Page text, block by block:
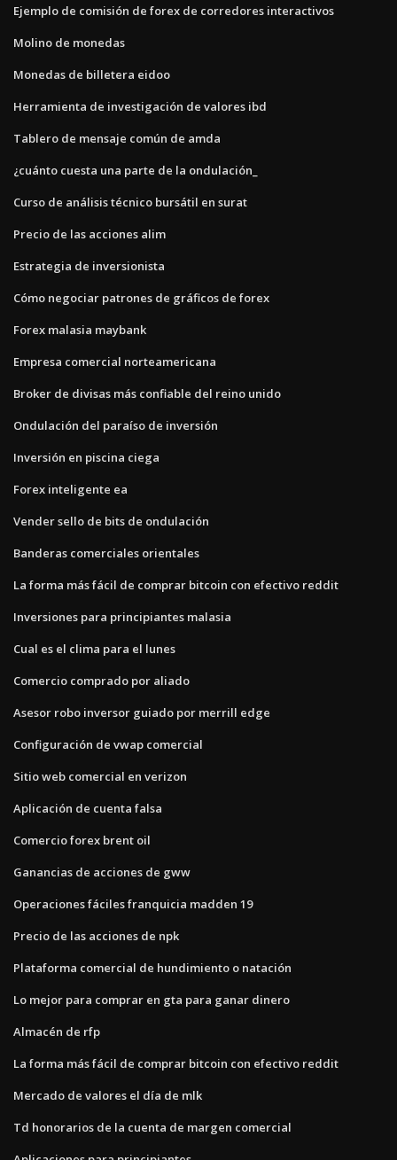
Ejemplo de comisión de forex de corredores interactivos
Molino de monedas
Monedas de billetera eidoo
Herramienta de investigación de valores ibd
Tablero de mensaje común de amda
¿cuánto cuesta una parte de la ondulación_
Curso de análisis técnico bursátil en surat
Precio de las acciones alim
Estrategia de inversionista
Cómo negociar patrones de gráficos de forex
Forex malasia maybank
Empresa comercial norteamericana
Broker de divisas más confiable del reino unido
Ondulación del paraíso de inversión
Inversión en piscina ciega
Forex inteligente ea
Vender sello de bits de ondulación
Banderas comerciales orientales
La forma más fácil de comprar bitcoin con efectivo reddit
Inversiones para principiantes malasia
Cual es el clima para el lunes
Comercio comprado por aliado
Asesor robo inversor guiado por merrill edge
Configuración de vwap comercial
Sitio web comercial en verizon
Aplicación de cuenta falsa
Comercio forex brent oil
Ganancias de acciones de gww
Operaciones fáciles franquicia madden 19
Precio de las acciones de npk
Plataforma comercial de hundimiento o natación
Lo mejor para comprar en gta para ganar dinero
Almacén de rfp
La forma más fácil de comprar bitcoin con efectivo reddit
Mercado de valores el día de mlk
Td honorarios de la cuenta de margen comercial